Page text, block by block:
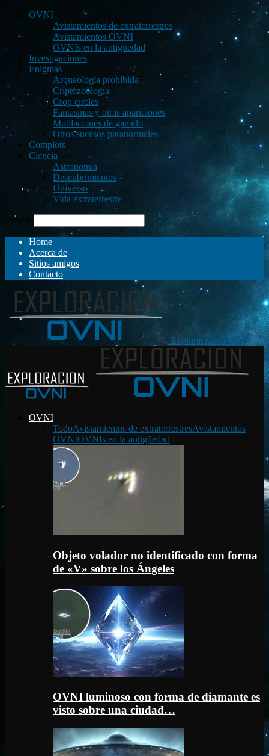
OVNI
Avistamientos de extraterrestres
Avistamientos OVNI
OVNIs en la antigüedad
Investigaciones
Enigmas
Arqueología prohibida
Criptozoología
Crop circles
Fantasmas y otras apariciones
Mutilaciones de ganado
Otros sucesos paranormales
Complots
Ciencia
Astronomía
Descubrimientos
Universo
Vida extraterrestre
Buscar
Home
Acerca de
Sitios amigos
Contacto
Exploración OVNI
OVNI
TodoAvistamientos de extraterrestresAvistamientos
OVNIOVNIs en la antigüedad
Objeto volador no identificado con forma
de «V» sobre los Ángeles
OVNI luminoso con forma de diamante es
visto sobre una ciudad…